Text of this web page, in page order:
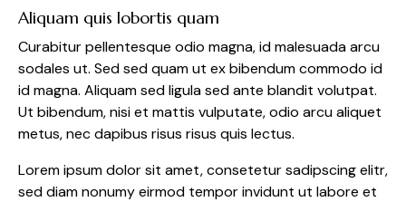
Aliquam quis lobortis quam
Curabitur pellentesque odio magna, id malesuada arcu
sodales ut. Sed sed quam ut ex bibendum commodo id
id magna. Aliquam sed ligula sed ante blandit volutpat.
Ut bibendum, nisi et mattis vulputate, odio arcu aliquet
metus, nec dapibus risus risus quis lectus.
Lorem ipsum dolor sit amet, consetetur sadipscing elitr,
sed diam nonumy eirmod tempor invidunt ut labore et